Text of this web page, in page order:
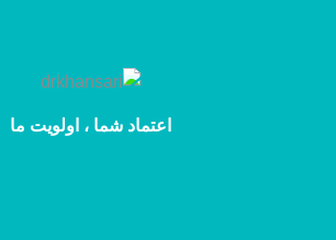
اعتماد شما ، اولویت ما